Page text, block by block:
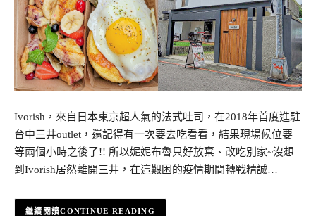
Ivorish，來自日本東京超人氣的法式吐司，在2018年首度進駐
台中三井outlet，還記得有一次要去吃看看，結果現場候位要
等兩個小時之後了!! 所以妮妮布魯只好放棄、改吃別家~沒想
到Ivorish居然離開三井，在這艱困的疫情期間轉戰精誠…
CONTINUE READING